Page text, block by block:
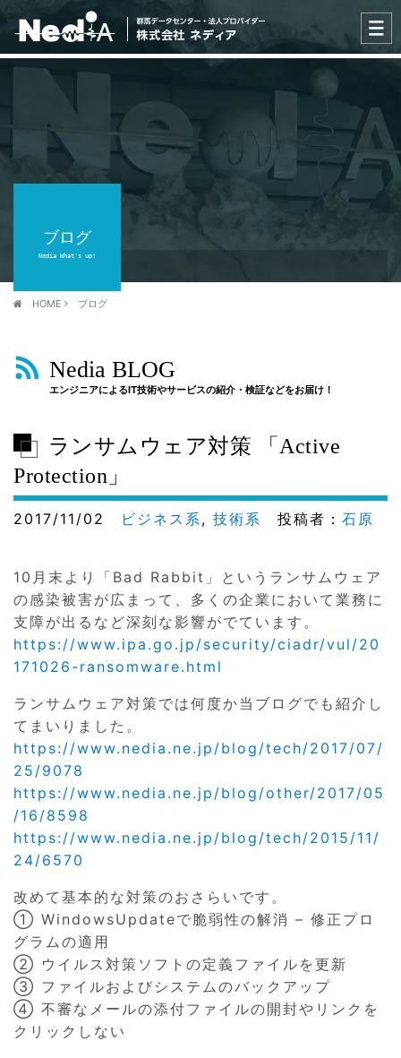
ブログ
Nedia What's up!
HOME ブログ
Nedia BLOG
エンジニアによるIT技術やサービスの紹介・検証などをお届け！
ランサムウェア対策 「Active
Protection」
2017/11/02 ビジネス系, 技術系 投稿者： 石原
10月末より「Bad Rabbit」というランサムウェア
の感染被害が広まって、多くの企業において業務に
支障が出るなど深刻な影響がでています。
https://www.ipa.go.jp/security/ciadr/vul/20
171026-ransomware.html
ランサムウェア対策では何度か当ブログでも紹介し
てまいりました。
https://www.nedia.ne.jp/blog/tech/2017/07/
25/9078
https://www.nedia.ne.jp/blog/other/2017/05
/16/8598
https://www.nedia.ne.jp/blog/tech/2015/11/
24/6570
改めて基本的な対策のおさらいです。
① WindowsUpdateで脆弱性の解消 – 修正プロ
グラムの適用
② ウイルス対策ソフトの定義ファイルを更新
③ ファイルおよびシステムのバックアップ
④ 不審なメールの添付ファイルの開封やリンクを
クリックしない